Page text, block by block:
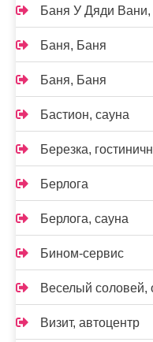
Баня У Дяди Вани,
Баня, Баня
Баня, Баня
Бастион, сауна
Березка,
Берлога
Берлога, сауна
Бином-сервис
Веселый соловей,
Визит, автоцентр